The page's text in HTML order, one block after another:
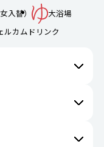
入替）
大浴場
ルカムドリンク